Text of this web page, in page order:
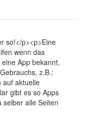
so!</p><p>Eine
wenn das
App bekannt,
z.B.:
auf aktuelle
gibt es so Apps
selber alle Seiten